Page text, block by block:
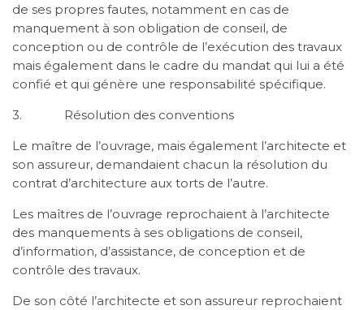
de ses propres fautes, notamment en cas de
manquement à son obligation de conseil, de
conception ou de contrôle de l’exécution des travaux
mais également dans le cadre du mandat qui lui a été
confié et qui génère une responsabilité spécifique.
3. Résolution des conventions
Le maître de l’ouvrage, mais également l’architecte et
son assureur, demandaient chacun la résolution du
contrat d’architecture aux torts de l’autre.
Les maîtres de l’ouvrage reprochaient à l’architecte
des manquements à ses obligations de conseil,
d’information, d’assistance, de conception et de
contrôle des travaux.
De son côté l’architecte et son assureur reprochaient